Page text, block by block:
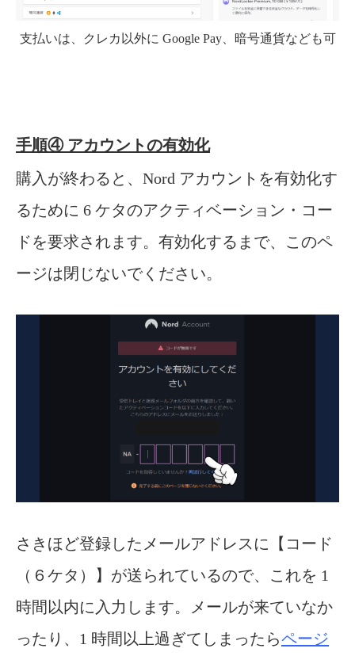
支払いは、クレカ以外に Google Pay、暗号通貨なども可
手順④ アカウントの有効化
購入が終わると、Nord アカウントを有効化す
るために 6 ケタのアクティベーション・コー
ドを要求されます。有効化するまで、このペ
ージは閉じないでください。
さきほど登録したメールアドレスに【コード
（６ケタ）】が送られているので、これを 1
時間以内に入力します。メールが来ていなか
ったり、1 時間以上過ぎてしまったらページ